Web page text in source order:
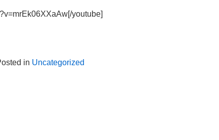
youtube]
in Uncategorized